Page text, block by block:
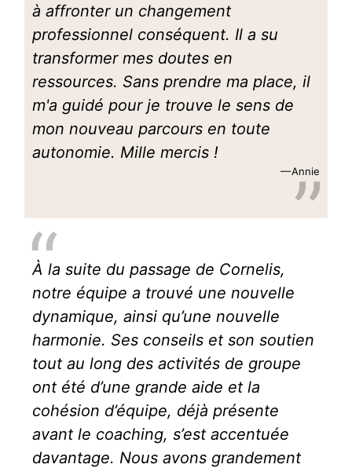
à affronter un changement
professionnel conséquent. Il a su
transformer mes doutes en
ressources. Sans prendre ma place, il
m'a guidé pour je trouve le sens de
mon nouveau parcours en toute
autonomie. Mille mercis !
Annie
À la suite du passage de Cornelis,
notre équipe a trouvé une nouvelle
dynamique, ainsi qu’une nouvelle
harmonie. Ses conseils et son soutien
tout au long des activités de groupe
ont été d’une grande aide et la
cohésion d’équipe, déjà présente
avant le coaching, s’est accentuée
davantage. Nous avons grandement